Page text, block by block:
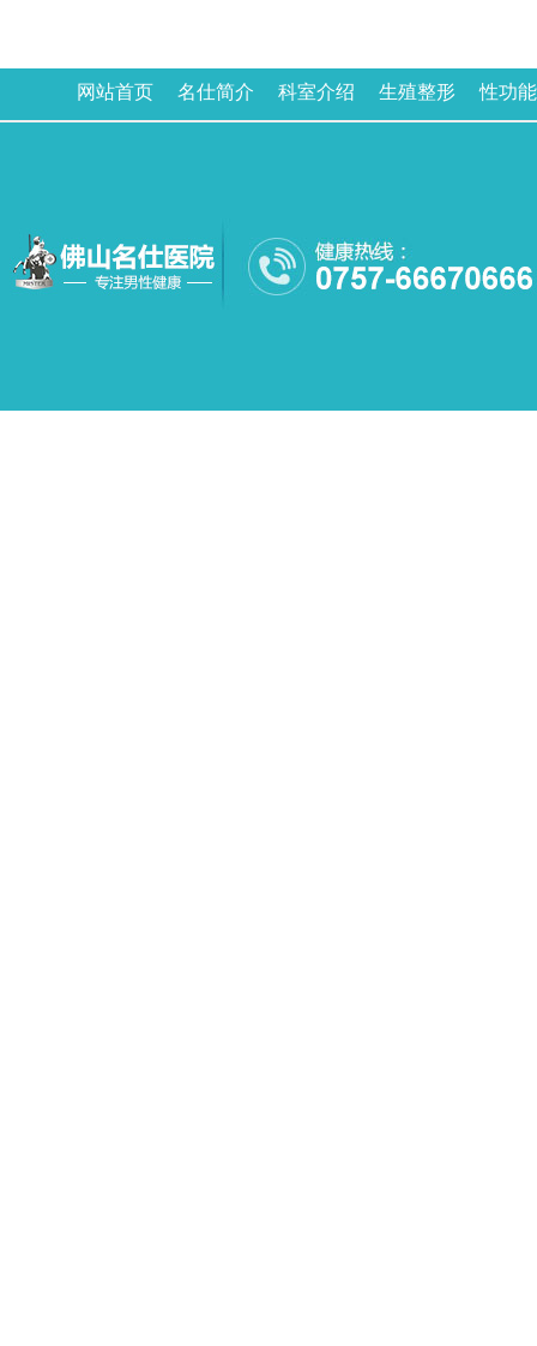
网站首页 名仕简介 科室介绍 生殖整形 性功